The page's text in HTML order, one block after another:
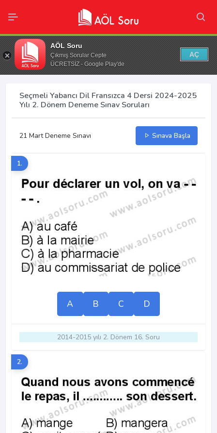
AÖL Soru
Çıkmış Sorular Cepte
ÜCRETSİZ - Google Play'de
AÇ
Seçmeli Yabancı Dil Fransızca 4 Dersi 2024-2025
Yılı 2. Dönem Deneme Sınav Soruları
21 Mart Deneme Sınavı Sınava Başla
1.
A B C D
2014-2015 yılı 2. Dönem 16. Soru
2.